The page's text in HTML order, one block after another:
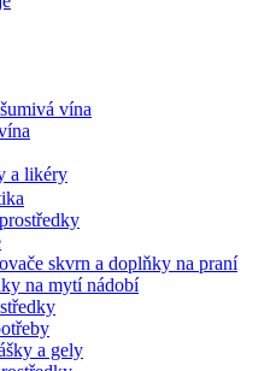
vína
a likéry
skvrn a doplňky na praní
na mytí nádobí
a gely